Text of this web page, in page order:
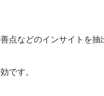
点などのインサイトを抽
です。